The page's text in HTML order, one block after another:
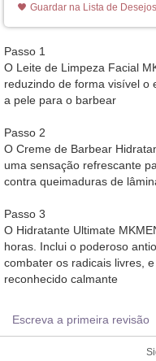
Guardar na Lista de Desejos
Passo 1
O Leite de Limpeza Facial
reduzindo de forma visível o
a pele para o barbear
Passo 2
O Creme de Barbear
uma sensação refrescante
contra queimaduras de
Passo 3
O Hidratante Ultimate
horas. Inclui o poderoso
combater os radicais livres,
reconhecido calmante
Escreva a primeira revisão